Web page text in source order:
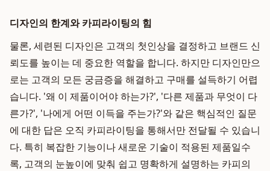
디자인의 한계와 카피라이팅의 힘
물론, 세련된 디자인은 고객의 첫인상을 결정하고 브랜드 신
뢰도를 높이는 데 중요한 역할을 합니다. 하지만 디자인만으
로는 고객의 모든 궁금증을 해결하고 구매를 설득하기 어렵
습니다. '왜 이 제품이어야 하는가?', '다른 제품과 무엇이 다
른가?', '나에게 어떤 이득을 주는가?'와 같은 핵심적인 질문
에 대한 답은 오직 카피라이팅을 통해서만 전달될 수 있습니
다. 특히 복잡한 기능이나 새로운 기술이 적용된 제품일수
록, 고객의 눈높이에 맞춰 쉽고 명확하게 설명하는 카피의